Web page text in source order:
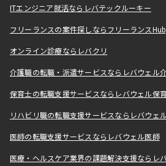
ITエンジニア就活ならレバテックルーキー
フリーランスの案件探しならフリーランスHub
オンライン診療ならレバクリ
介護職の転職・派遣サービスならレバウェル
保育士の転職支援サービスならレバウェル保
リハビリ職の転職支援サービスならレバウェ
医師の転職支援サービスならレバウェル医師
医療・ヘルスケア業界の課題解決支援ならレ